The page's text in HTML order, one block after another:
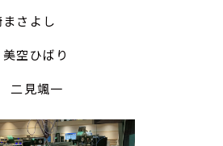
さよし
空ひばり
見颯一